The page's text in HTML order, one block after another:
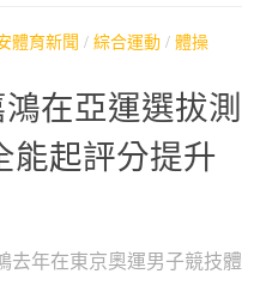
體育新聞 / 綜合運動 / 體操
在亞運選拔測
能起評分提升
去年在東京奧運男子競技體